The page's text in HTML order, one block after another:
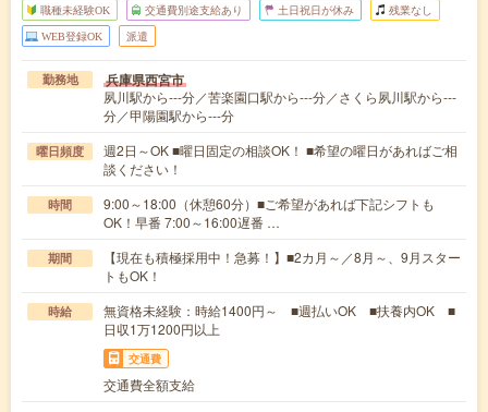
職種未経験OK 交通費別途支給あり 土日祝日が休み 残業なし
WEB登録OK 派遣
勤務地 兵庫県西宮市
夙川駅から---分／苦楽園口駅から---分／さくら夙川駅から---
分／甲陽園駅から---分
曜日頻度
週2日～OK ■曜日固定の相談OK！ ■希望の曜日があればご相
談ください！
時間
9:00～18:00（休憩60分）■ご希望があれば下記シフトも
OK！早番 7:00～16:00遅番 …
期間
【現在も積極採用中！急募！】■2カ月～／8月～、9月スター
トもOK！
時給
無資格未経験：時給1400円～ ■週払いOK ■扶養内OK ■
日収1万1200円以上
交通費
交通費全額支給